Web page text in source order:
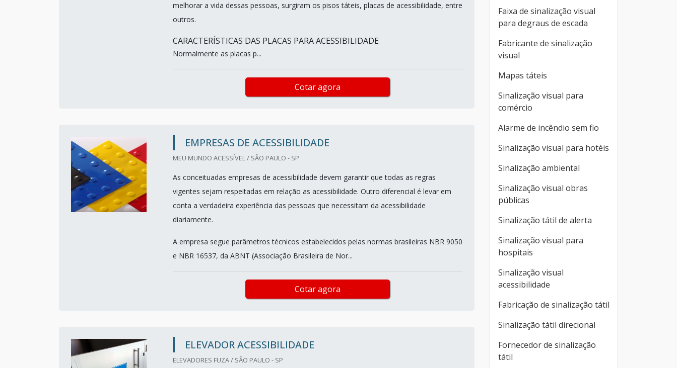
melhorar a vida dessas pessoas, surgiram os pisos táteis, placas de acessibilidade, entre
outros.
CARACTERÍSTICAS DAS PLACAS PARA ACESSIBILIDADE
Normalmente as placas p...
Cotar agora
EMPRESAS DE ACESSIBILIDADE
MEU MUNDO ACESSÍVEL / SÃO PAULO - SP
As conceituadas empresas de acessibilidade devem garantir que todas as regras
vigentes sejam respeitadas em relação as acessibilidade. Outro diferencial é levar em
conta a verdadeira experiência das pessoas que necessitam da acessibilidade
diariamente.
A empresa segue parâmetros técnicos estabelecidos pelas normas brasileiras NBR 9050
e NBR 16537, da ABNT (Associação Brasileira de Nor...
Cotar agora
ELEVADOR ACESSIBILIDADE
ELEVADORES FUZA / SÃO PAULO - SP
Faixa de sinalização visual
para degraus de escada
Fabricante de sinalização
visual
Mapas táteis
Sinalização visual para
comércio
Alarme de incêndio sem fio
Sinalização visual para hotéis
Sinalização ambiental
Sinalização visual obras
públicas
Sinalização tátil de alerta
Sinalização visual para
hospitais
Sinalização visual
acessibilidade
Fabricação de sinalização tátil
Sinalização tátil direcional
Fornecedor de sinalização
tátil